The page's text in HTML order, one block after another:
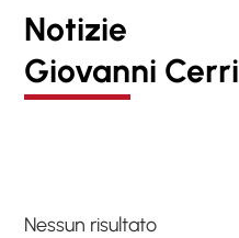
Notizie
Giovanni Cerri
Nessun risultato